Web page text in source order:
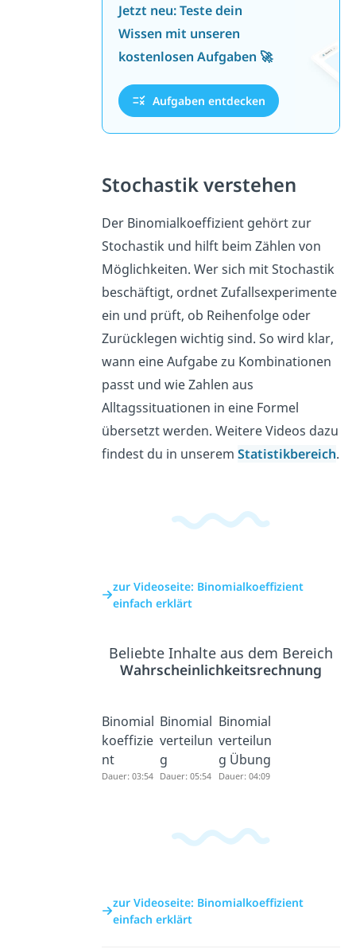
Jetzt neu: Teste dein
Wissen mit unseren
kostenlosen Aufgaben 🚀
Aufgaben entdecken
Stochastik verstehen
Der Binomialkoeffizient gehört zur
Stochastik und hilft beim Zählen von
Möglichkeiten. Wer sich mit Stochastik
beschäftigt, ordnet Zufallsexperimente
ein und prüft, ob Reihenfolge oder
Zurücklegen wichtig sind. So wird klar,
wann eine Aufgabe zu Kombinationen
passt und wie Zahlen aus
Alltagssituationen in eine Formel
übersetzt werden. Weitere Videos dazu
findest du in unseremStatistikbereich.
zur Videoseite: Binomialkoeffizient
einfach erklärt
Beliebte Inhalte aus dem Bereich
Wahrscheinlichkeitsrechnung
Binomial
koeffizie
nt
Dauer: 03:54
Binomial
verteilun
g
Dauer: 05:54
Binomial
verteilun
g Übung
Dauer: 04:09
zur Videoseite: Binomialkoeffizient
einfach erklärt